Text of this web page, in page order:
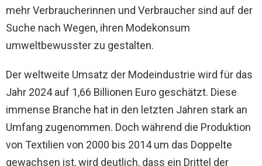
mehr Verbraucherinnen und Verbraucher sind auf der
Suche nach Wegen, ihren Modekonsum
umweltbewusster zu gestalten.
Der weltweite Umsatz der Modeindustrie wird für das
Jahr 2024 auf 1,66 Billionen Euro geschätzt. Diese
immense Branche hat in den letzten Jahren stark an
Umfang zugenommen. Doch während die Produktion
von Textilien von 2000 bis 2014 um das Doppelte
gewachsen ist, wird deutlich, dass ein Drittel der